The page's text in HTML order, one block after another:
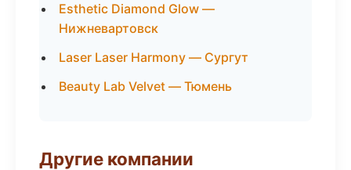
Esthetic Diamond Glow —
Нижневартовск
Laser Laser Harmony — Сургут
Beauty Lab Velvet — Тюмень
Другие компании